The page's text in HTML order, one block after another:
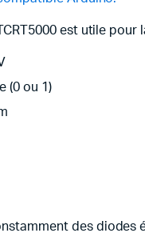
est utile
(0 ou 1)
des